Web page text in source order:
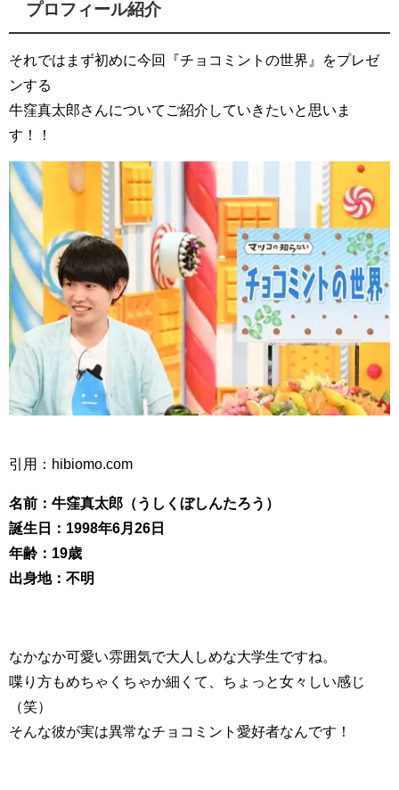
プロフィール紹介
それではまず初めに今回『チョコミントの世界』をプレゼ
ンする
牛窪真太郎さんについてご紹介していきたいと思いま
す！！
引用：hibiomo.com
名前：牛窪真太郎（うしくぼしんたろう）
誕生日：1998年6月26日
年齢：19歳
出身地：不明
なかなか可愛い雰囲気で大人しめな大学生ですね。
喋り方もめちゃくちゃか細くて、ちょっと女々しい感じ
（笑）
そんな彼が実は異常なチョコミント愛好者なんです！